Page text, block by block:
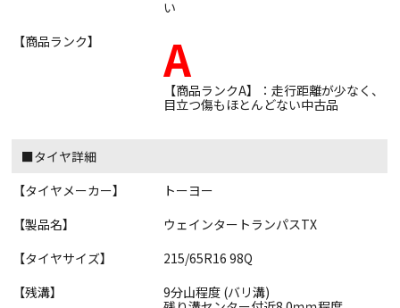
い
【商品ランク】
A
【商品ランクA】：走行距離が少なく、
目立つ傷もほとんどない中古品
■タイヤ詳細
【タイヤメーカー】
トーヨー
【製品名】
ウェインタートランパスTX
【タイヤサイズ】
215/65R16 98Q
【残溝】
9分山程度 (バリ溝)